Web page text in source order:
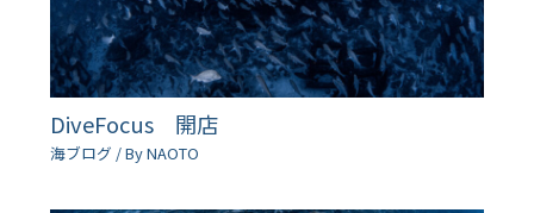
DiveFocus 開店
海ブログ / ByNAOTO